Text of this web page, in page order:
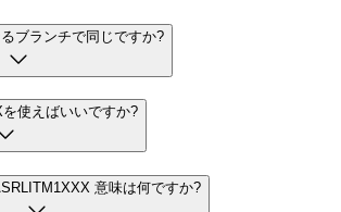
ブランチで同じですか?
使えばいいですか?
意味は何ですか?